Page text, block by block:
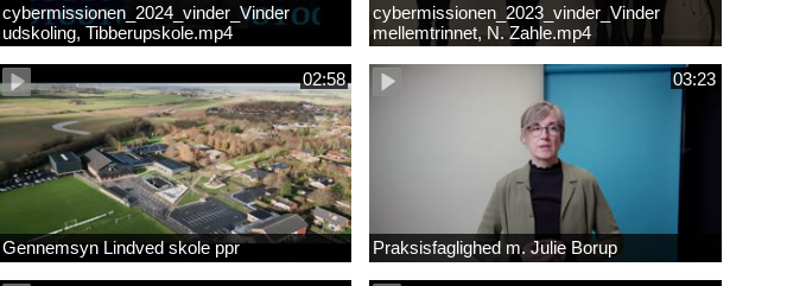
cybermissionen_2024_vinder_Vinder
udskoling, Tibberupskole.mp4
cybermissionen_2023_vinder_Vinder
mellemtrinnet, N. Zahle.mp4
02:58
Gennemsyn Lindved skole ppr
03:23
Praksisfaglighed m. Julie Borup